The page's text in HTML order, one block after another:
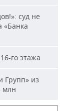
суд не
«Банка
го этажа
Групп» из
млн